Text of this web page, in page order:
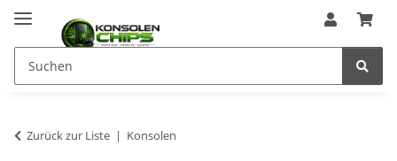
Zurück zur Liste Konsolen